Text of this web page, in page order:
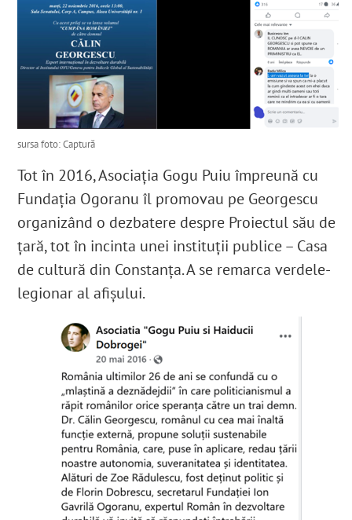
sursa foto: Captură
Tot în 2016, Asociația Gogu Puiu împreună cu
Fundația Ogoranu îl promovau pe Georgescu
organizând o dezbatere despre Proiectul său de
țară, tot în incinta unei instituții publice – Casa
de cultură din Constanța. A se remarca verdele-
legionar al afișului.